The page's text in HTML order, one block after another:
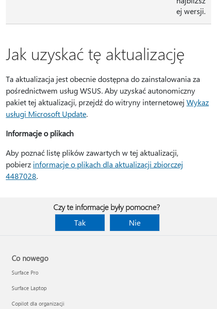
ej wersji.
Jak uzyskać tę aktualizację
Ta aktualizacja jest obecnie dostępna do zainstalowania za
pośrednictwem usług WSUS. Aby uzyskać autonomiczny
pakiet tej aktualizacji, przejdź do witryny internetowej Wykaz
usługi Microsoft Update.
Informacje o plikach
Aby poznać listę plików zawartych w tej aktualizacji,
pobierz informacje o plikach dla aktualizacji zbiorczej
4487028.
Czy te informacje były pomocne?
Tak
Nie
Co nowego
Surface Pro
Surface Laptop
Copilot dla organizacji